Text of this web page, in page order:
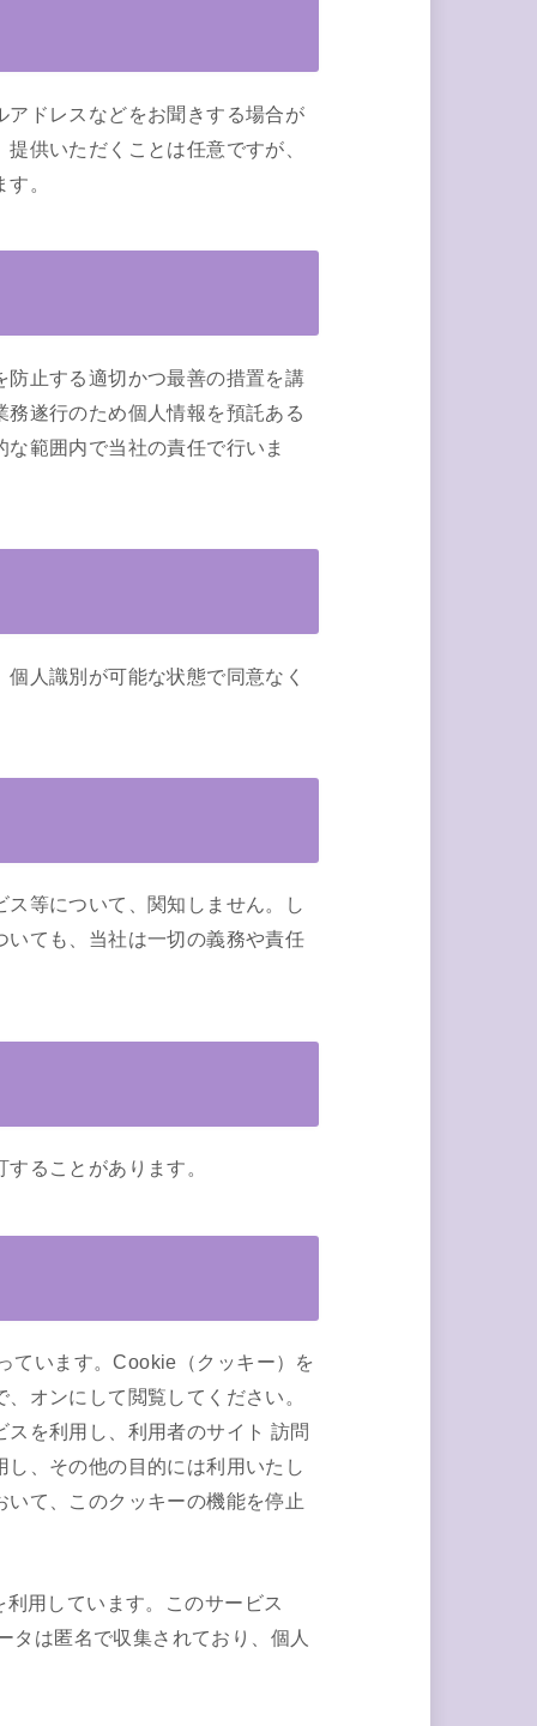
ドレスなどをお聞きする場合が
供いただくことは任意ですが、
。
止する適切かつ最善の措置を講
遂行のため個人情報を預託ある
範囲内で当社の責任で行いま
人識別が可能な状態で同意なく
等について、関知しません。し
ても、当社は一切の義務や責任
ることがあります。
ています。Cookie（クッキー）を
オンにして閲覧してください。
を利用し、利用者のサイト 訪問
、その他の目的には利用いたし
て、このクッキーの機能を停止
用しています。このサービス
は匿名で収集されており、個人